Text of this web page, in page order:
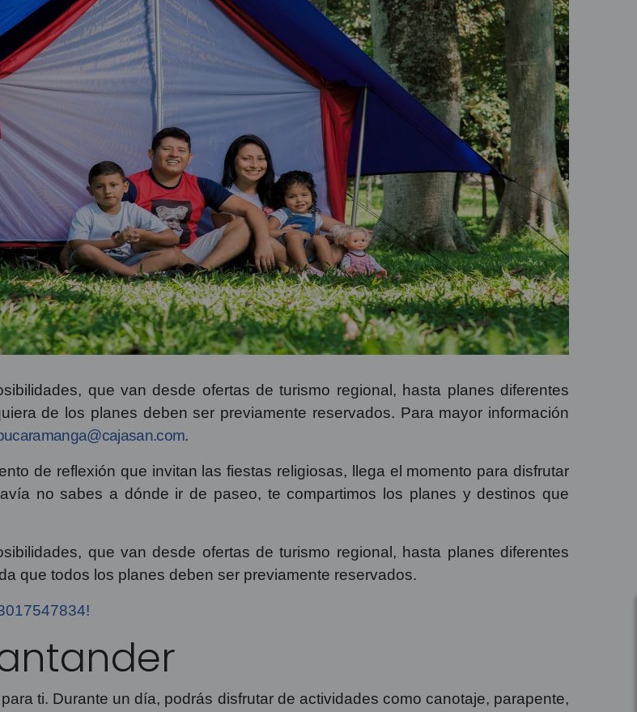
que van desde ofertas de turismo regional, hasta planes diferentes
de los planes deben ser previamente reservados. Para mayor información
.
de reflexión que invitan las fiestas religiosas, llega el momento para disfrutar
no sabes a dónde ir de paseo, te compartimos los planes y destinos que
que van desde ofertas de turismo regional, hasta planes diferentes
que todos los planes deben ser previamente reservados.
ti. Durante un día, podrás disfrutar de actividades como canotaje, parapente,